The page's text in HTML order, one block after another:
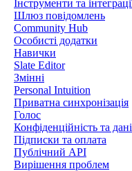
Інструменти та
Шлюз повідомлень
Community Hub
Особисті додатки
Навички
Slate Editor
Змінні
Personal Intuition
Приватна синхронізація
Голос
Конфіденційність та дані
Підписки та оплата
Публічний API
Вирішення проблем